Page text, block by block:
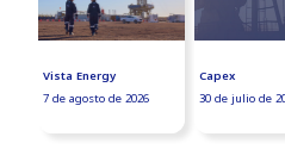
Vista Energy
7 de agosto de 2026
Capex
30 de julio de